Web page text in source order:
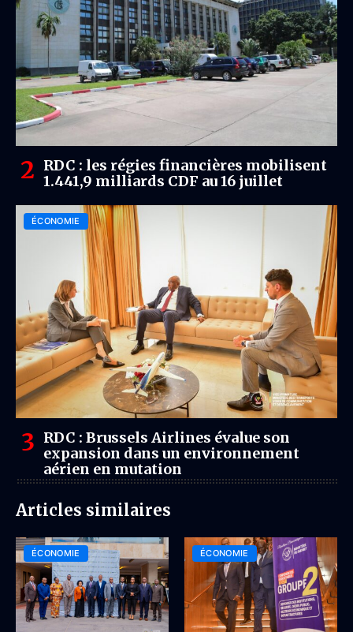
RDC : les régies financières mobilisent
1.441,9 milliards CDF au 16 juillet
ÉCONOMIE
RDC : Brussels Airlines évalue son
expansion dans un environnement
aérien en mutation
Articles similaires
ÉCONOMIE ÉCONOMIE